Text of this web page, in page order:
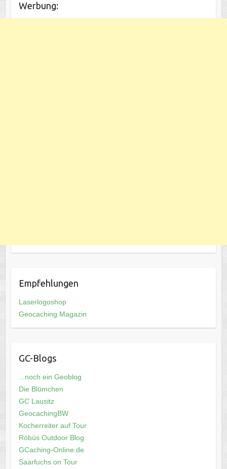
Werbung:
Empfehlungen
Laserlogoshop
Geocaching Magazin
GC-Blogs
...noch ein Geoblog
Die Blümchen
GC Lausitz
GeocachingBW
Kocherreiter auf Tour
Röbüs Outdoor Blog
GCaching-Online.de
Saarfuchs on Tour